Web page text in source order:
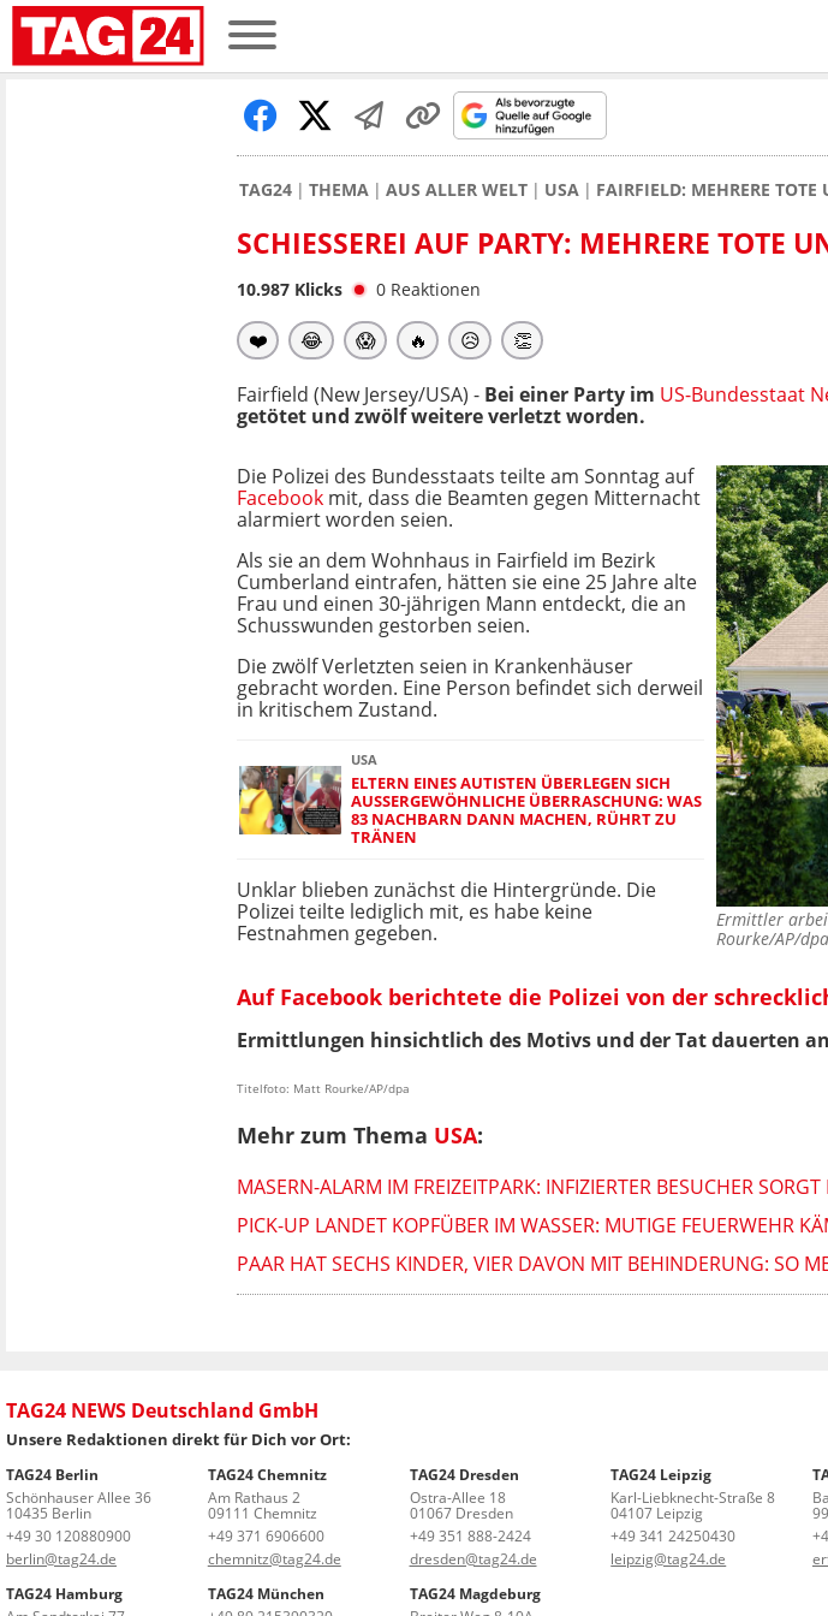
TAG24 THEMA AUS ALLER WELT USA FAIRFIELD: MEHRERE
SCHIESSEREI AUF PARTY: MEHRERE TOTE
10.987 Klicks 0 Reaktionen
❤️ 😂 😱 🔥 😥 👏
Fairfield (New Jersey/USA) - Bei einer Party im US-Bundesstaat
getötet und zwölf weitere verletzt worden.
Ermittler
Rourke/AP/dpa
Die Polizei des Bundesstaats teilte am Sonntag auf
Facebook mit, dass die Beamten gegen Mitternacht
alarmiert worden seien.
Als sie an dem Wohnhaus in Fairfield im Bezirk
Cumberland eintrafen, hätten sie eine 25 Jahre alte
Frau und einen 30-jährigen Mann entdeckt, die an
Schusswunden gestorben seien.
Die zwölf Verletzten seien in Krankenhäuser
gebracht worden. Eine Person befindet sich derweil
in kritischem Zustand.
USA
ELTERN EINES AUTISTEN ÜBERLEGEN SICH
AUSSERGEWÖHNLICHE ÜBERRASCHUNG: WAS 8
3 NACHBARN DANN MACHEN, RÜHRT ZU T
RÄNEN
Unklar blieben zunächst die Hintergründe. Die
Polizei teilte lediglich mit, es habe keine
Festnahmen gegeben.
Auf Facebook berichtete die Polizei von der
Ermittlungen hinsichtlich des Motivs und der Tat dauerten
Titelfoto: Matt Rourke/AP/dpa
Mehr zum Thema USA:
MASERN-ALARM IM FREIZEITPARK: INFIZIERTER BESUCHER
PICK-UP LANDET KOPFÜBER IM WASSER: MUTIGE FEUERWEHR
PAAR HAT SECHS KINDER, VIER DAVON MIT BEHINDERUNG: SO
TAG24 NEWS Deutschland GmbH
Unsere Redaktionen direkt für Dich vor Ort:
TAG24 Berlin
Schönhauser Allee 36
10435 Berlin
+49 30 120880900
berlin@tag24.de
TAG24 Chemnitz
Am Rathaus 2
09111 Chemnitz
+49 371 6906600
chemnitz@tag24.de
TAG24 Dresden
Ostra-Allee 18
01067 Dresden
+49 351 888-2424
dresden@tag24.de
TAG24 Leipzig
Karl-Liebknecht-Straße 8
04107 Leipzig
+49 341 24250430
leipzig@tag24.de
TAG24 Hamburg
TAG24 München
TAG24 Magdeburg